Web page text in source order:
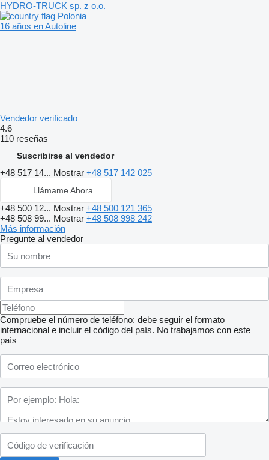
HYDRO-TRUCK sp. z o.o.
Polonia
16 años en Autoline
Vendedor verificado
4.6
110 reseñas
Suscribirse al vendedor
+48 517 14... Mostrar +48 517 142 025
Llámame Ahora
+48 500 12... Mostrar +48 500 121 365
+48 508 99... Mostrar +48 508 998 242
Más información
Pregunte al vendedor
Compruebe el número de teléfono: debe seguir el formato
internacional e incluir el código del país. No trabajamos con este
país